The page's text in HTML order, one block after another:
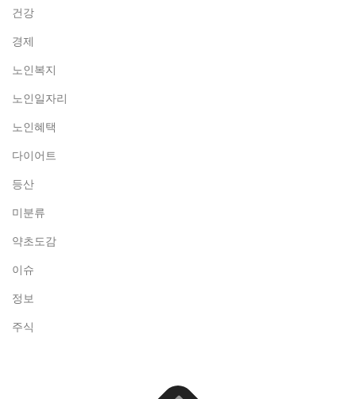
건강
경제
노인복지
노인일자리
노인혜택
다이어트
등산
미분류
약초도감
이슈
정보
주식